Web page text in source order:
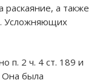
раскаяние, а также
Усложняющих
п. 2 ч. 4 ст. 189 и
Она была